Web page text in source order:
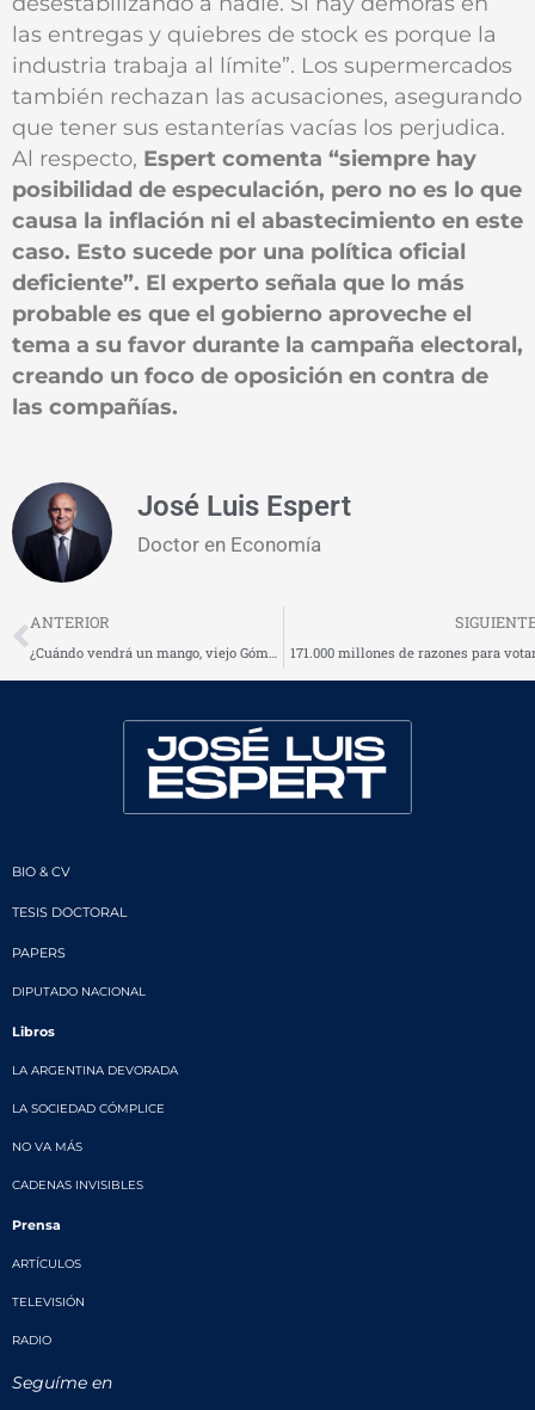
las entregas y quiebres de stock es porque la
industria trabaja al límite”. Los supermercados
también rechazan las acusaciones, asegurando
que tener sus estanterías vacías los perjudica.
Al respecto, Espert comenta “siempre hay
posibilidad de especulación, pero no es lo que
causa la inflación ni el abastecimiento en este
caso. Esto sucede por una política oficial
deficiente”. El experto señala que lo más
probable es que el gobierno aproveche el
tema a su favor durante la campaña electoral,
creando un foco de oposición en contra de
las compañías.
José Luis Espert
Doctor en Economía
Prev
ANTERIOR
¿Cuándo vendrá un mango, viejo Gómez? 171.000 millones de razones para
BIO & CV
TESIS DOCTORAL
PAPERS
DIPUTADO NACIONAL
Libros
LA ARGENTINA DEVORADA
LA SOCIEDAD CÓMPLICE
NO VA MÁS
CADENAS INVISIBLES
Prensa
ARTÍCULOS
TELEVISIÓN
RADIO
Seguíme en